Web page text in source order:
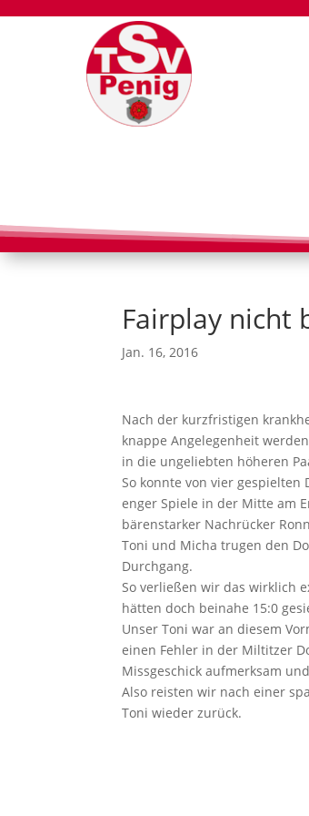
Fairplay nicht
Jan. 16, 2016
Nach der kurzfristigen
knappe Angelegenheit
in die ungeliebten höheren
So konnte von vier
enger Spiele in der Mitte am
bärenstarker Nachrücker
Toni und Micha trugen den
Durchgang.
So verließen wir das wirklich
hätten doch beinahe 15:0
Unser Toni war an diesem
einen Fehler in der Miltitzer
Missgeschick aufmerksam
Also reisten wir nach einer
Toni wieder zurück.